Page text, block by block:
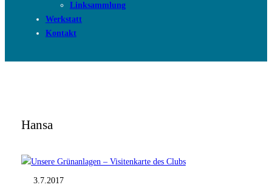
Linksammlung
Werkstatt
Kontakt
Hansa
3.7.2017